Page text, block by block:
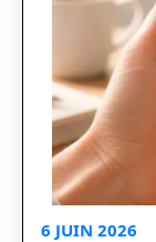
6 JUIN 2026